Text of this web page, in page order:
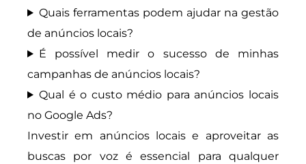
Quais ferramentas podem ajudar na gestão
de anúncios locais?
É possível medir o sucesso de minhas
campanhas de anúncios locais?
Qual é o custo médio para anúncios locais
no Google Ads?
Investir em anúncios locais e aproveitar as
buscas por voz é essencial para qualquer